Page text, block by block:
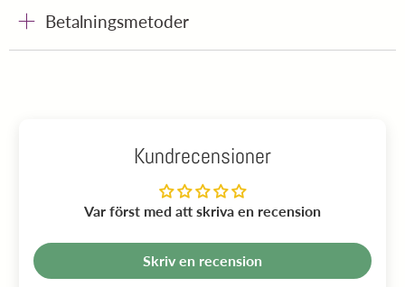
Betalningsmetoder
Kundrecensioner
Var först med att skriva en recension
Skriv en recension